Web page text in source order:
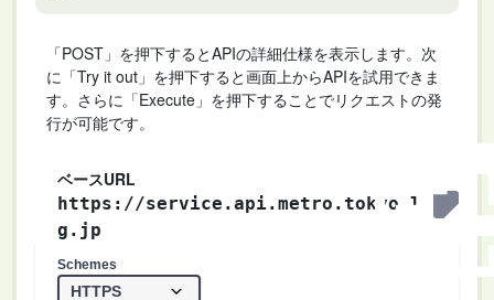
「POST」を押下するとAPIの詳細仕様を表示します。次
に「Try it out」を押下すると画面上からAPIを試用できま
す。さらに「Execute」を押下することでリクエストの発
行が可能です。
ベースURL
https://service.api.metro.tokyo.l
g.jp
Schemes